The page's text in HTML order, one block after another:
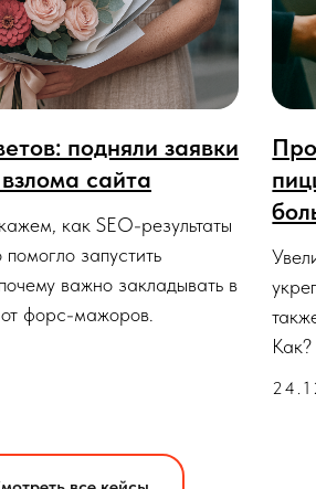
подняли заявки
сайта
как SEO-результаты
запустить
важно закладывать в
форс-мажоров.